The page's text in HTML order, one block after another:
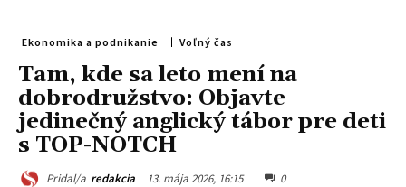
Ekonomika a podnikanie Voľný čas
Tam, kde sa leto mení na
dobrodružstvo: Objavte
jedinečný anglický tábor pre deti
s TOP-NOTCH
Pridal/a redakcia 13. mája 2026, 16:15 0